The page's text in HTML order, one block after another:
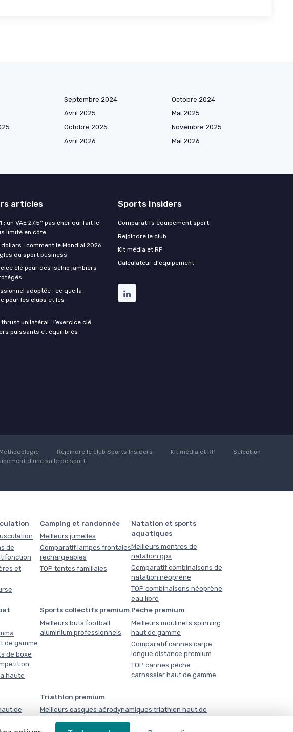
Septembre 2024
Octobre 2024
Avril 2025
Mai 2025
Octobre 2025
Novembre 2025
Avril 2026
Mai 2026
articles
: un VAE 27,5'' pas cher qui fait le
limité en côte
: comment le Mondial 2026
du sport business
clé pour des ischio jambiers
adoptée : ce que la
pour les clubs et les
unilatéral : l’exercice clé
puissants et équilibrés
Sports Insiders
Comparatifs équipement sport
Rejoindre le club
Kit média et RP
Calculateur d'équipement
Méthodologie Rejoindre le club Sports Insiders Kit média et RP
Sélection
d'une salle de sport
de
et
Camping et randonnée
Meilleurs jumelles
Comparatif lampes frontales
rechargeables
TOP tentes familiales
Natation et sports
aquatiques
Meilleurs montres de
natation gps
Comparatif combinaisons de
natation néoprène
TOP combinaisons néoprène
eau libre
de gamme
de boxe
haute
Sports collectifs premium
Meilleurs buts football
aluminium professionnels
Pêche premium
Meilleurs moulinets spinning
haut de gamme
Comparatif cannes carpe
longue distance premium
TOP cannes pêche
carnassier haut de gamme
de
Triathlon premium
Meilleurs casques aérodynamiques triathlon haut de